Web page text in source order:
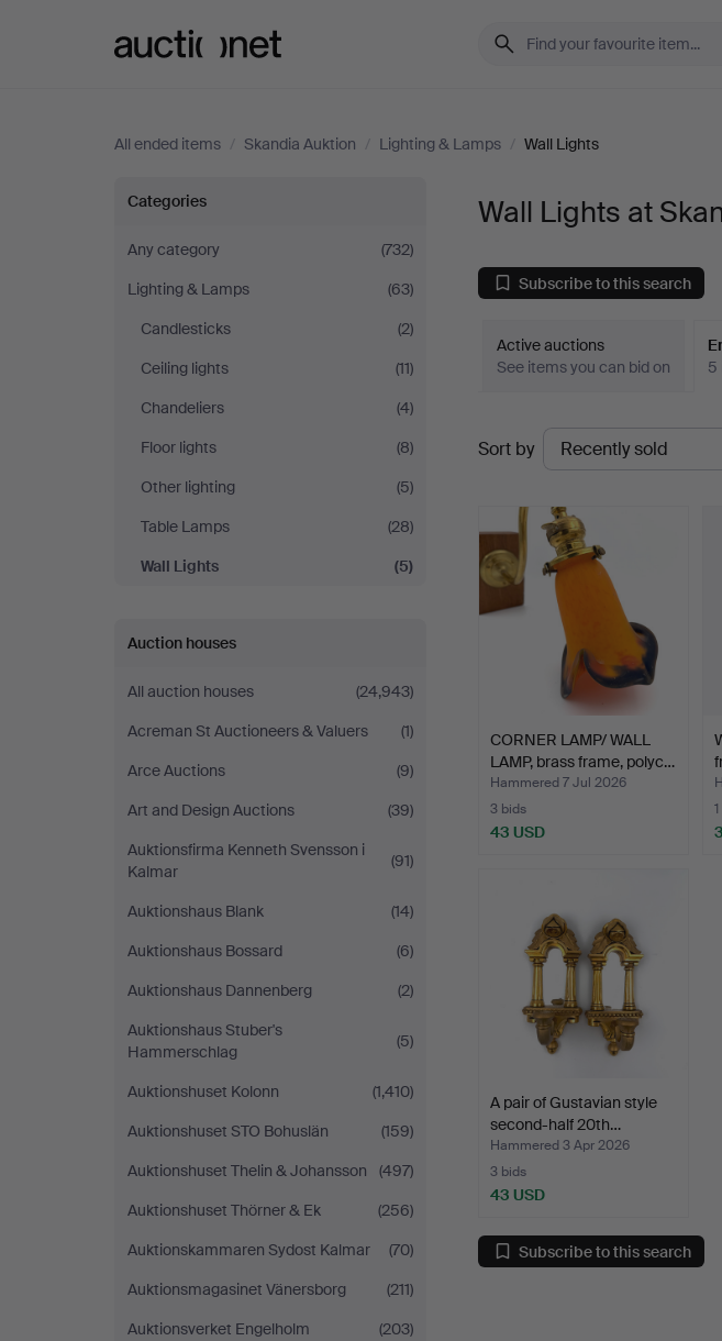
All ended items / Skandia Auktion / Lighting & Lamps / Wall Lights
Wall
Lights
at
Skandia
Auktion
Categories
Any category
(732)
Lighting & Lamps
(63)
Candlesticks
(2)
Ceiling lights
(11)
Chandeliers
(4)
Floor lights
(8)
Other lighting
(5)
Table Lamps
(28)
Wall Lights
(5)
Auction houses
All auction houses
(24,943)
Acreman St Auctioneers & Valuers
(1)
Arce Auctions
(9)
Art and Design Auctions
(39)
Auktionsfirma Kenneth Svensson i
Kalmar
(91)
Auktionshaus Blank
(14)
Auktionshaus Bossard
(6)
Auktionshaus Dannenberg
(2)
Auktionshaus Stuber's
Hammerschlag
(5)
Auktionshuset Kolonn
(1,410)
Auktionshuset STO Bohuslän
(159)
Auktionshuset Thelin & Johansson
(497)
Auktionshuset Thörner & Ek
(256)
Auktionskammaren Sydost Kalmar
(70)
Auktionsmagasinet Vänersborg
(211)
Auktionsverket Engelholm
(203)
Wall Lights at
Subscribe to this search
Active auctions
See items you can bid on
5
Ended
auctions
Sort by
CORNER LAMP/ WALL
LAMP, brass frame, polyc…
Hammered 7 Jul 2026
3 bids
43 USD
A pair of Gustavian style
second-half 20th…
Hammered 3 Apr 2026
3 bids
43 USD
Subscribe to this search